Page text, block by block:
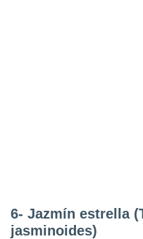
6- Jazmín estrella
jasminoides)